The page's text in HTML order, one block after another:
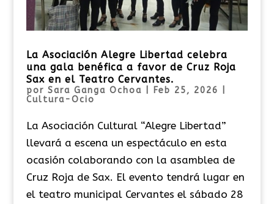
La Asociación Alegre Libertad celebra
una gala benéfica a favor de Cruz Roja
Sax en el Teatro Cervantes.
por Sara Ganga Ochoa Feb 25, 2026
Cultura-Ocio
La Asociación Cultural “Alegre Libertad”
llevará a escena un espectáculo en esta
ocasión colaborando con la asamblea de
Cruz Roja de Sax. El evento tendrá lugar en
el teatro municipal Cervantes el sábado 28